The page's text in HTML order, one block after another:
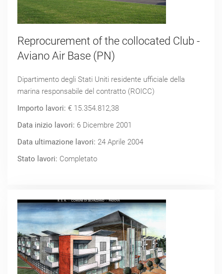
Reprocurement of the collocated Club -
Aviano Air Base (PN)
Dipartimento degli Stati Uniti residente ufficiale della
marina responsabile del contratto (ROICC)
Importo lavori: € 15.354.812,38
Data inizio lavori: 6 Dicembre 2001
Data ultimazione lavori: 24 Aprile 2004
Stato lavori: Completato